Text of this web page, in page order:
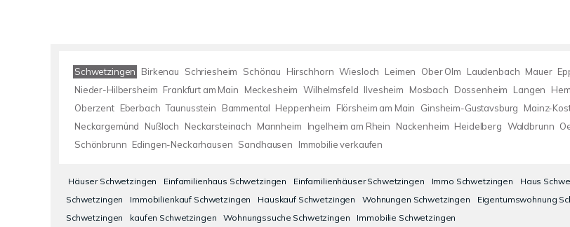
Schwetzingen Birkenau Schriesheim Schönau Hirschhorn Wiesloch Leimen Ober Olm Laudenbach Mauer
Nieder-Hilbersheim Frankfurt am Main Meckesheim Wilhelmsfeld Ilvesheim Mosbach Dossenheim Langen
Oberzent Eberbach Taunusstein Bammental Heppenheim Flörsheim am Main Ginsheim-Gustavsburg Mainz-
Neckargemünd
Nußloch Neckarsteinach Mannheim Ingelheim am Rhein Nackenheim Heidelberg Waldbrunn
Schönbrunn Edingen-Neckarhausen Sandhausen Immobilie verkaufen
Häuser Schwetzingen Einfamilienhaus Schwetzingen Einfamilienhäuser Schwetzingen Immo Schwetzingen Haus
Schwetzingen
Immobilienkauf Schwetzingen Hauskauf Schwetzingen Wohnungen Schwetzingen Eigentumswohnung
Schwetzingen
kaufen Schwetzingen Wohnungssuche Schwetzingen Immobilie Schwetzingen